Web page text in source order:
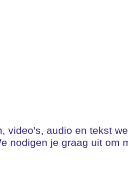
video's, audio en tekst
nodigen je graag uit om